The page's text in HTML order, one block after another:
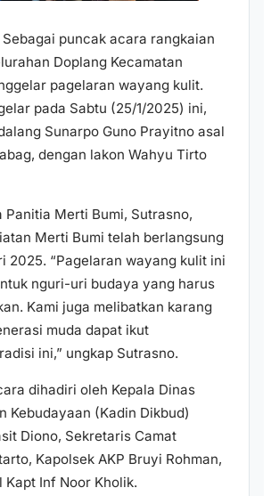
Sebagai puncak acara rangkaian
Doplang Kecamatan
pagelaran wayang kulit.
pada Sabtu (25/1/2025) ini,
Sunarpo Guno Prayitno asal
dengan lakon Wahyu Tirto
Panitia Merti Bumi, Sutrasno,
Merti Bumi telah berlangsung
2025. “Pagelaran wayang kulit ini
nguri-uri budaya yang harus
Kami juga melibatkan karang
muda dapat ikut
ini,” ungkap Sutrasno.
dihadiri oleh Kepala Dinas
Kebudayaan (Kadin Dikbud)
Diono, Sekretaris Camat
Kapolsek AKP Bruyi Rohman,
Kapt Inf Noor Kholik.